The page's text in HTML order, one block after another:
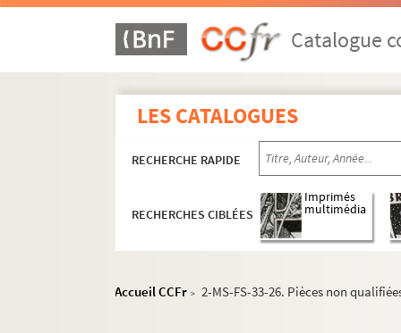
Catalogue
LES CATALOGUES
RECHERCHE RAPIDE
RECHERCHES CIBLÉES
Imprimés
multimédia
Accueil CCFr > 2-MS-FS-33-26. Pièces non